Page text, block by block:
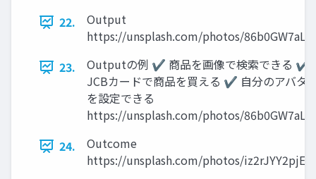
22.
Output
https://unsplash.com/photos/
23.
Outputの例 ✔ 商品を画像で検索できる ✔
JCBカードで商品を買える ✔ 自分のアバタ
を設定できる
https://unsplash.com/photos/
24.
Outcome
https://unsplash.com/photos/iz2rJYY2pjE